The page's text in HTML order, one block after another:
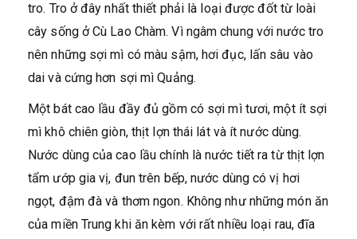
tro. Tro ở đây nhất thiết phải là loại được đốt từ loài
cây sống ở Cù Lao Chàm. Vì ngâm chung với nước tro
nên những sợi mì có màu sậm, hơi đục, lấn sâu vào
dai và cứng hơn sợi mì Quảng.
Một bát cao lầu đầy đủ gồm có sợi mì tươi, một ít sợi
mì khô chiên giòn, thịt lợn thái lát và ít nước dùng.
Nước dùng của cao lầu chính là nước tiết ra từ thịt lợn
tẩm ướp gia vị, đun trên bếp, nước dùng có vị hơi
ngọt, đậm đà và thơm ngon. Không như những món ăn
của miền Trung khi ăn kèm với rất nhiều loại rau, đĩa